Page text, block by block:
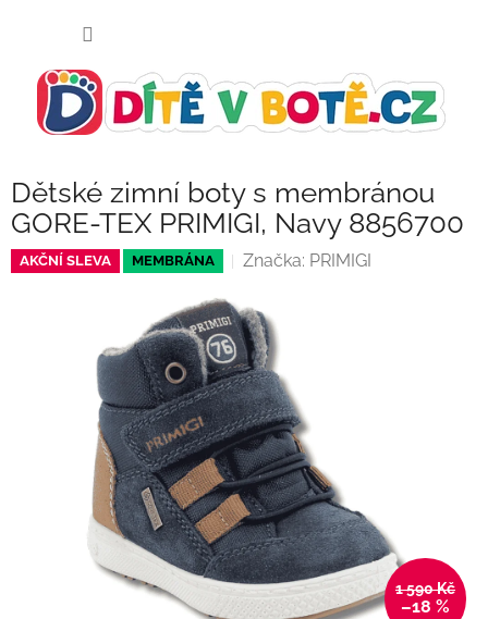
Dětské zimní boty s membránou
GORE-TEX PRIMIGI, Navy 8856700
AKČNÍ SLEVA MEMBRÁNA Značka: PRIMIGI
1 590 Kč
–18 %